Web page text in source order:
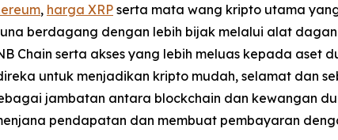
, harga XRP serta mata wang kripto utama
berdagang dengan lebih bijak melalui alat
Chain serta akses yang lebih meluas kepada aset
untuk menjadikan kripto mudah, selamat dan
jambatan antara blockchain dan kewangan
pendapatan dan membuat pembayaran